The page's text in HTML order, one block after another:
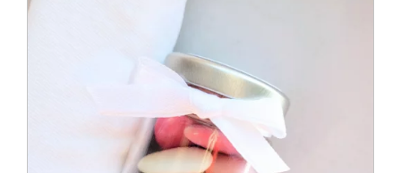
être
choisies
sur
la
page
du
produit